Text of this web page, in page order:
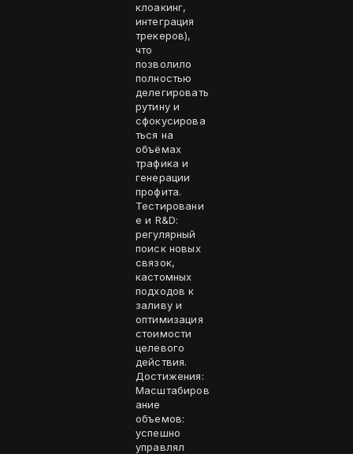
клоакинг,
интеграция
трекеров),
что
позволило
полностью
делегировать
рутину и
сфокусирова
ться на
объёмах
трафика и
генерации
профита.
Тестировани
е и R&D:
регулярный
поиск новых
связок,
кастомных
подходов к
заливу и
оптимизация
стоимости
целевого
действия.
Достижения:
Масштабиров
ание
объемов:
успешно
управлял